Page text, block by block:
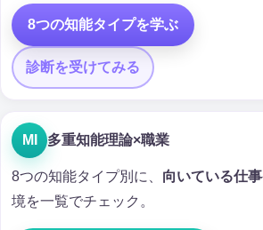
8つの知能タイプを学ぶ
診断を受けてみる
MI 多重知能理論×職業
8つの知能タイプ別に、 向いている仕事
境を一覧でチェック。